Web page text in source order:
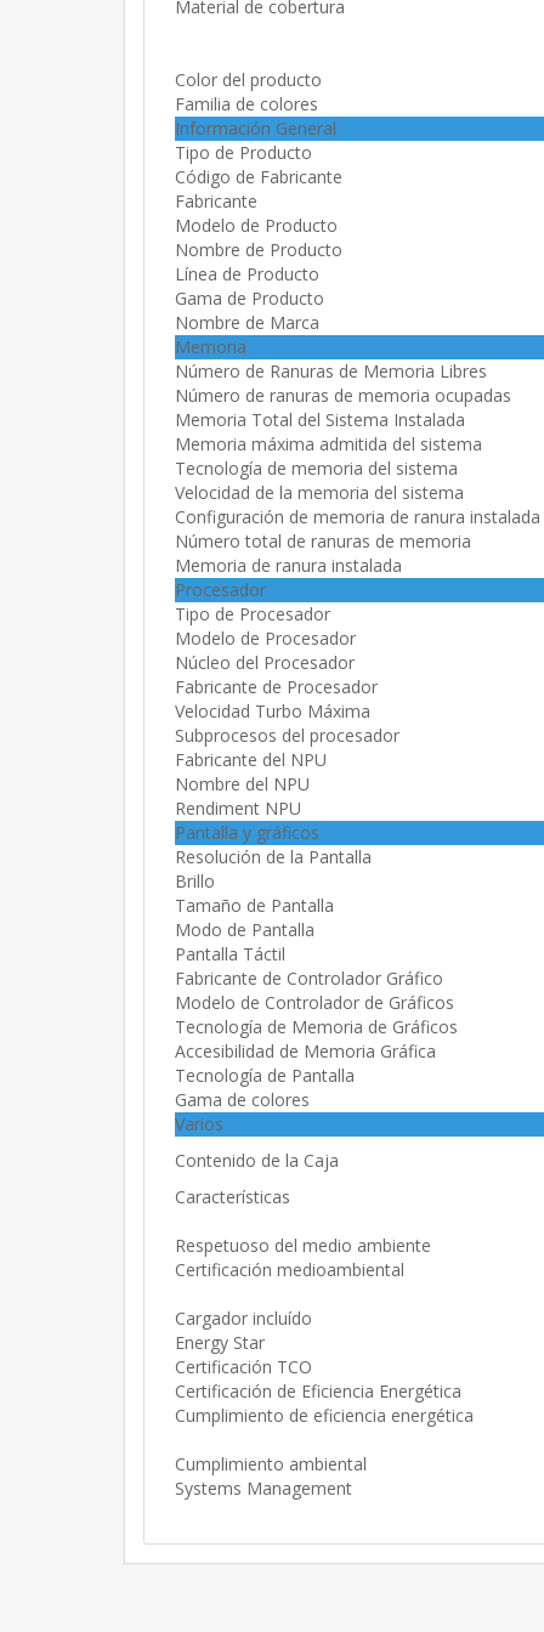
Material de cobertura
Color del producto
Familia de colores
Información General
Tipo de Producto
Código de Fabricante
Fabricante
Modelo de Producto
Nombre de Producto
Línea de Producto
Gama de Producto
Nombre de Marca
Memoria
Número de Ranuras de Memoria Libres
Número de ranuras de memoria ocupadas
Memoria Total del Sistema Instalada
Memoria máxima admitida del sistema
Tecnología de memoria del sistema
Velocidad de la memoria del sistema
Configuración de memoria de ranura instalada
Número total de ranuras de memoria
Memoria de ranura instalada
Procesador
Tipo de Procesador
Modelo de Procesador
Núcleo del Procesador
Fabricante de Procesador
Velocidad Turbo Máxima
Subprocesos del procesador
Fabricante del NPU
Nombre del NPU
Rendiment NPU
Pantalla y gráficos
Resolución de la Pantalla
Brillo
Tamaño de Pantalla
Modo de Pantalla
Pantalla Táctil
Fabricante de Controlador Gráfico
Modelo de Controlador de Gráficos
Tecnología de Memoria de Gráficos
Accesibilidad de Memoria Gráfica
Tecnología de Pantalla
Gama de colores
Varios
Contenido de la Caja
Características
Respetuoso del medio ambiente
Certificación medioambiental
Cargador incluído
Energy Star
Certificación TCO
Certificación de Eficiencia Energética
Cumplimiento de eficiencia energética
Cumplimiento ambiental
Systems Management